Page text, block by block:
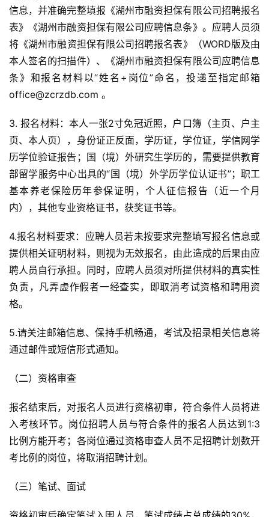
信息，并准确完整填报《湖州市融资担保有限公司招聘报名
表》《湖州市融资担保有限公司应聘信息条》。应聘人员须
将《湖州市融资担保有限公司招聘报名表》（WORD版及由
本人签名的扫描件）、《湖州市融资担保有限公司应聘信息
条》和报名材料以“姓名+岗位”命名，投递至指定邮箱
office@zcrzdb.com 。
3. 报名材料：本人一张2寸免冠近照，户口簿（主页、户主
页、本人页），身份证正反面，学历证，学位证，学信网学
历学位验证报告；国（境）外研究生学历的，需要提供教育
部留学服务中心出具的“国（境）外学历学位认证书”；职工
基本养老保险历年参保证明，个人征信报告（近一个月
内），其他专业资格证书，获奖证书等。
4.报名材料要求：应聘人员若未按要求完整填写报名信息或
提供相关证明材料，则视为无效报名，由此造成的后果由应
聘人员自行承担。同时，应聘人员须对所提供材料的真实性
负责，凡弄虚作假者一经查实，即取消考试资格和聘用资
格。
5.请关注邮箱信息、保持手机畅通，考试及招录相关信息将
通过邮件或短信形式通知。
（二）资格审查
报名结束后，对报名人员进行资格初审，符合条件人员将进
入考核环节。岗位招聘人员与符合条件的报名人员达到1:3
比例方能开考；各岗位通过资格审查人员不足招聘计划数开
考比例的岗位，将取消招聘计划。
（三）笔试、面试